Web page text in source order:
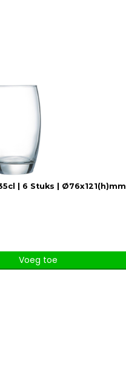
| 6 Stuks | Ø76x121(h)mm
Voeg toe